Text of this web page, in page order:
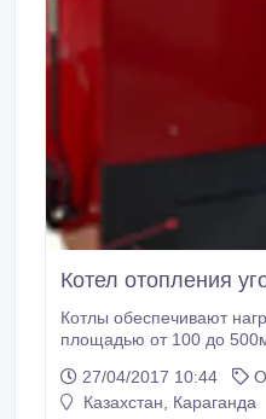
Котел отопления
Котлы обеспечивают
площадью от 100 до
конструкции котел
характеристики среди
27/04/2017 10:44
Казахстан, Караганда